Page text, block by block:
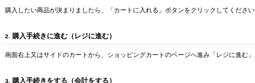
購入したい商品が決まりましたら、「カートに入れる」ボタンをクリックしてくださ
2. 購入手続きに進む（レジに進む）
画面右上又はサイドのカートから、ショッピングカートのページへ進み「レジに進む
3. 購入手続きをする（会計をする）